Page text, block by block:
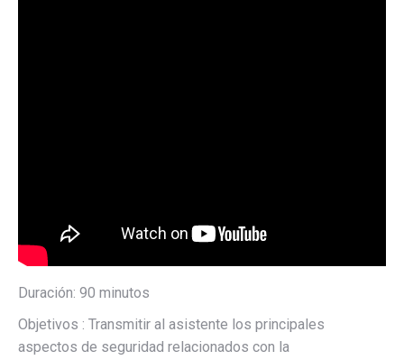
Duración: 90 minutos
Objetivos : Transmitir al asistente los principales
aspectos de seguridad relacionados con la